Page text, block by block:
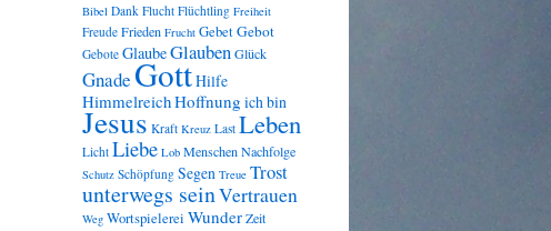
Bibel Dank Flucht Flüchtling Freiheit
Freude Frieden Frucht GebetGebot
Gebote GlaubeGlaubenGlück
GnadeGottHilfe
HimmelreichHoffnung ich bin
Jesus Kraft Kreuz Last Leben
Licht Liebe Lob MenschenNachfolge
Schutz Schöpfung Segen Treue Trost
unterwegs seinVertrauen
Weg Wortspielerei WunderZeit